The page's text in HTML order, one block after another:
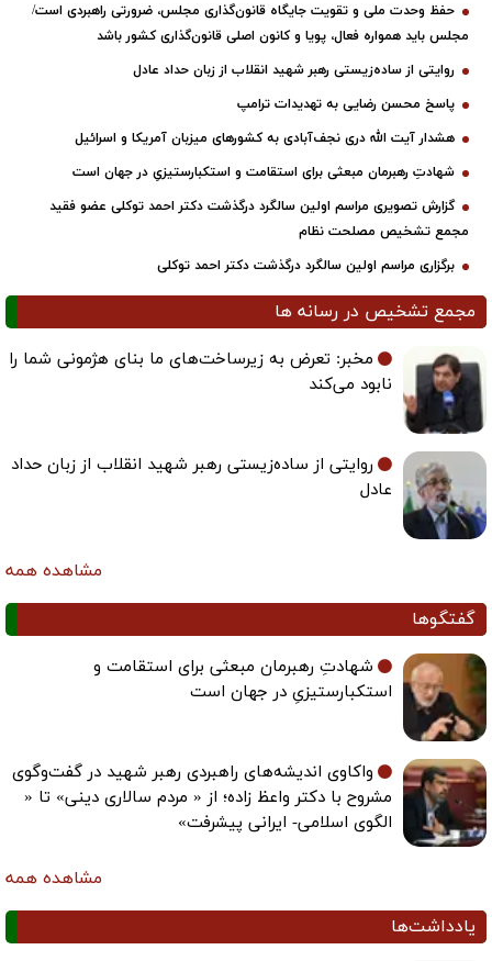
حفظ وحدت ملی و تقویت جایگاه قانون‌گذاری مجلس، ضرورتی راهبردی است/
مجلس باید همواره فعال، پویا و کانون اصلی قانون‌گذاری کشور باشد
روایتی از ساده‌زیستی رهبر شهید انقلاب از زبان حداد عادل
پاسخ محسن رضایی به تهدیدات ترامپ
هشدار آیت الله دری نجف‌آبادی به کشورهای میزبان آمریکا و اسرائیل
شهادتِ رهبرمان مبعثی برای استقامت و استکبارستیزیِ در جهان است
گزارش تصویری مراسم اولین سالگرد درگذشت دکتر احمد توکلی عضو فقید
مجمع تشخیص مصلحت نظام
برگزاری مراسم اولین سالگرد درگذشت دکتر احمد توکلی
مجمع تشخیص در رسانه ها
مخبر: تعرض به زیرساخت‌های ما بنای هژمونی شما را
نابود می‌کند
روایتی از ساده‌زیستی رهبر شهید انقلاب از زبان حداد
عادل
مشاهده همه
گفتگوها
شهادتِ رهبرمان مبعثی برای استقامت و
استکبارستیزیِ در جهان است
واکاوی اندیشه‌های راهبردی رهبر شهید در گفت‌وگوی
مشروح با دکتر واعظ زاده؛ از « مردم سالاری دینی» تا «
الگوی اسلامی- ایرانی پیشرفت»
مشاهده همه
یادداشت‌ها